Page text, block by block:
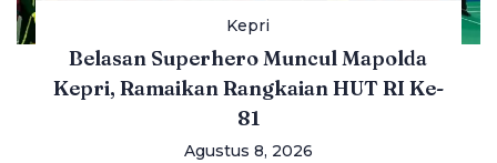
Kepri
Belasan Superhero Muncul Mapolda
Kepri, Ramaikan Rangkaian HUT RI Ke-
81
Agustus 8, 2026